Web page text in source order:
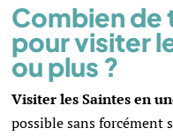
Combien
pour visiter
ou plus ?
Visiter les Saintes en
possible sans forcément